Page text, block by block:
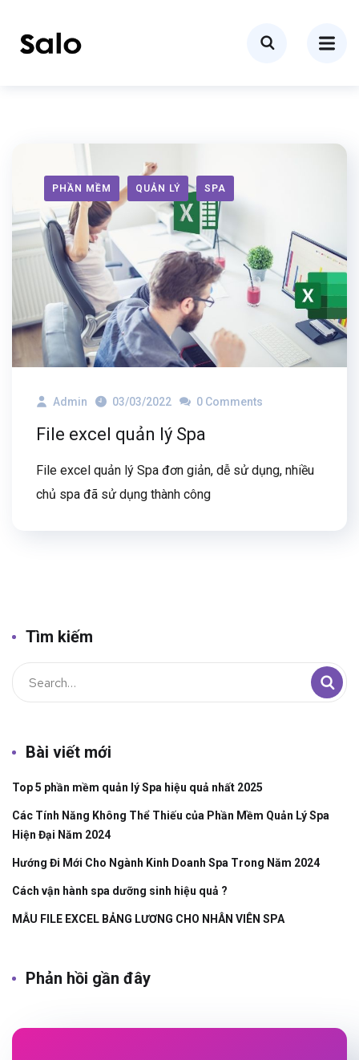
PHẦN MỀM QUẢN LÝ SPA
Admin 03/03/2022 0 Comments
File excel quản lý Spa
File excel quản lý Spa đơn giản, dễ sử dụng, nhiều
chủ spa đã sử dụng thành công
Tìm kiếm
Bài viết mới
Top 5 phần mềm quản lý Spa hiệu quả nhất 2025
Các Tính Năng Không Thể Thiếu của Phần Mềm Quản Lý Spa
Hiện Đại Năm 2024
Hướng Đi Mới Cho Ngành Kinh Doanh Spa Trong Năm 2024
Cách vận hành spa dưỡng sinh hiệu quả ?
MẪU FILE EXCEL BẢNG LƯƠNG CHO NHÂN VIÊN SPA
Phản hồi gần đây